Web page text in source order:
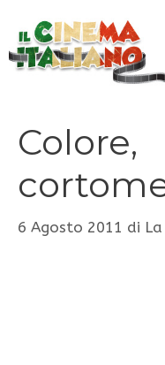
contenuto
Colore,
6 Agosto 2011 di